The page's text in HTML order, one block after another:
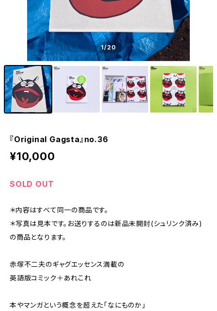
1/20
『Original Gagsta』no.36
¥10,000
SOLD OUT
＊内容はすべて同一の商品です。
＊写真は見本です。お送りするのは新品未開封(シュリンク済み)
の商品となります。
赤塚不二夫のギャグエッセンス満載の
英語版コミック＋あれこれ
本やマンガという概念を超えた「なにものか」